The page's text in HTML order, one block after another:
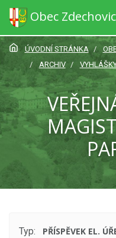
Obec
ÚVODNÍ STRÁNKA
ARCHIV
Typ:
PŘÍSPĚVEK EL.